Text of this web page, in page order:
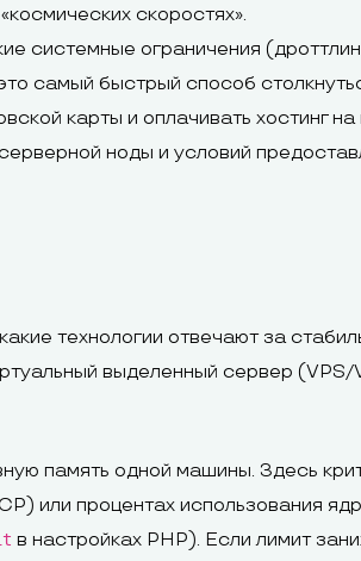
скоростях».
системные ограничения
самый быстрый способ
карты и оплачивать хостинг на
ноды и условий
технологии отвечают за
выделенный сервер (VPS/
память одной машины. Здесь
или процентах использования
в настройках PHP). Если лимит